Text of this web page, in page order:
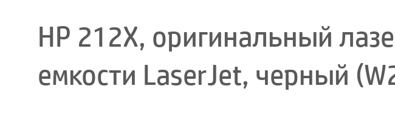
HP 212X, оригинальный
емкости LaserJet, черный